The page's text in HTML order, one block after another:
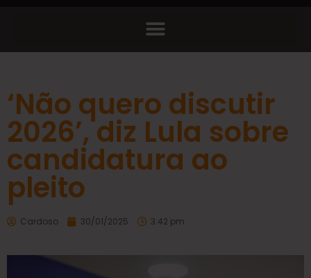
‘Não quero discutir
2026’, diz Lula sobre
candidatura ao
pleito
Cardoso 30/01/2025 3:42 pm